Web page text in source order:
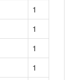
1
1
1
1